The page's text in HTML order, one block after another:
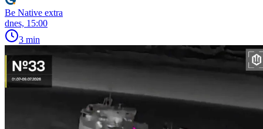
Be Native extra
dnes, 15:00
3 min